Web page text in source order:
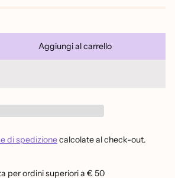
Aggiungi al carrello
di spedizionecalcolate al check-out.
per ordini superiori a € 50